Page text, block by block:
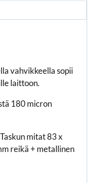
vahvikkeella sopii
laittoon.
180 micron
mitat 83 x
reikä + metallinen